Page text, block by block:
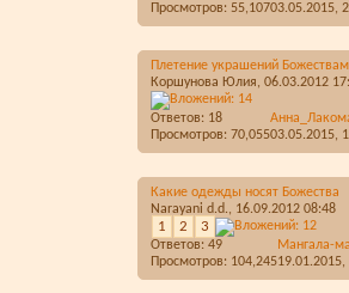
Просмотров: 55,10703.05.2015,
Плетение украшений Божествам
Коршунова Юлия, 06.03.2012
Ответов: 18
Просмотров: 70,05503.05.2015,
Какие одежды носят Божества
Narayani d.d., 16.09.2012 08:48
1 2 3
Ответов: 49
Просмотров: 104,245
Мангала-
19.01.2015,